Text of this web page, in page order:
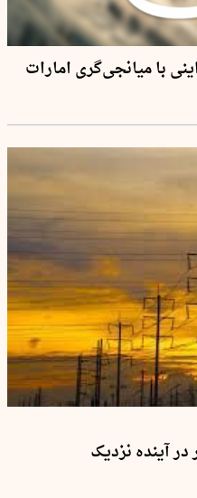
آینده نزدیک